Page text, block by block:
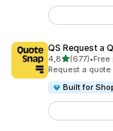
QS Request a
4,85 yıldız
(677)
toplam 677•Free
Request a
Built for